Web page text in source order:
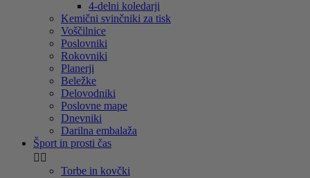
4-delni koledarji
Kemični svinčniki za tisk
Voščilnice
Poslovniki
Rokovniki
Planerji
Beležke
Delovodniki
Poslovne mape
Dnevniki
Darilna embalaža
Šport in prosti čas
 
Torbe in kovčki